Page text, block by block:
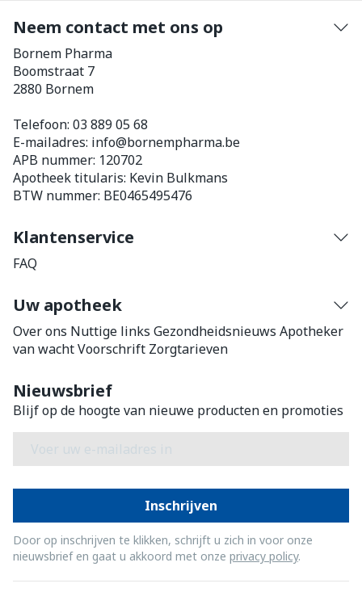
Neem contact met ons op
Bornem Pharma
Boomstraat 7
2880 Bornem
Telefoon: 03 889 05 68
E-mailadres: info@bornempharma.be
APB nummer: 120702
Apotheek titularis: Kevin Bulkmans
BTW nummer: BE0465495476
Klantenservice
FAQ
Uw apotheek
Over ons Nuttige links Gezondheidsnieuws Apotheker
van wachtVoorschrift Zorgtarieven
Nieuwsbrief
Blijf op de hoogte van nieuwe producten en promoties
Inschrijven
Door op inschrijven te klikken, schrijft u zich in voor onze
nieuwsbrief en gaat u akkoord met onze privacy policy.